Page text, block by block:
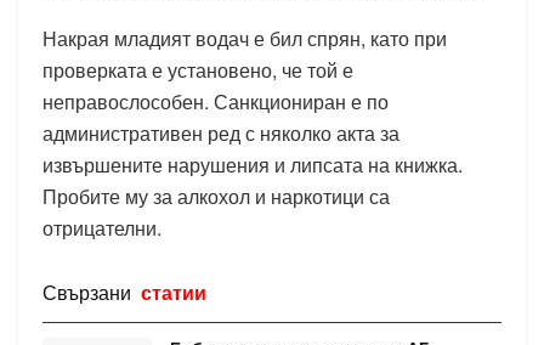
Накрая младият водач е бил спрян, като при
проверката е установено, че той е
неправослособен. Санкциониран е по
административен ред с няколко акта за
извършените нарушения и липсата на книжка.
Пробите му за алкохол и наркотици са
отрицателни.
Свързани статии